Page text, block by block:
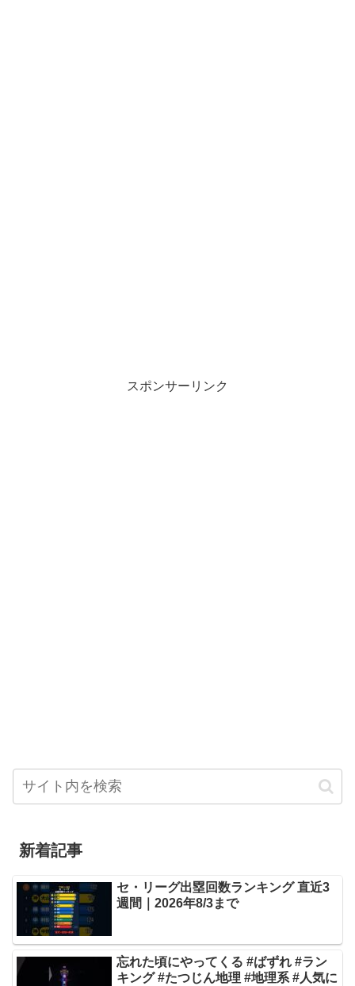
スポンサーリンク
新着記事
セ・リーグ出塁回数ランキング 直近3
週間｜2026年8/3まで
忘れた頃にやってくる #ばずれ #ラン
キング #たつじん地理 #地理系 #人気に